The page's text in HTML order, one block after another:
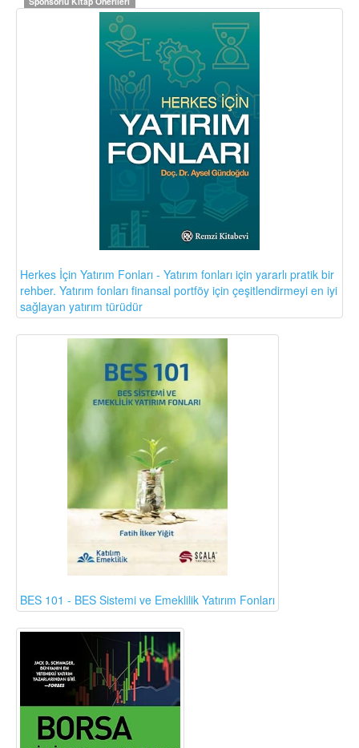
Herkes İçin Yatırım Fonları - Yatırım fonları için yararlı pratik bir
rehber. Yatırım fonları finansal portföy için çeşitlendirmeyi en iyi
sağlayan yatırım türüdür
BES 101 - BES Sistemi ve Emeklilik Yatırım Fonları